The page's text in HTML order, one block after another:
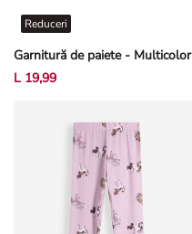
Garnitură de paiete - Multicolor
Reduceri
L 19,99